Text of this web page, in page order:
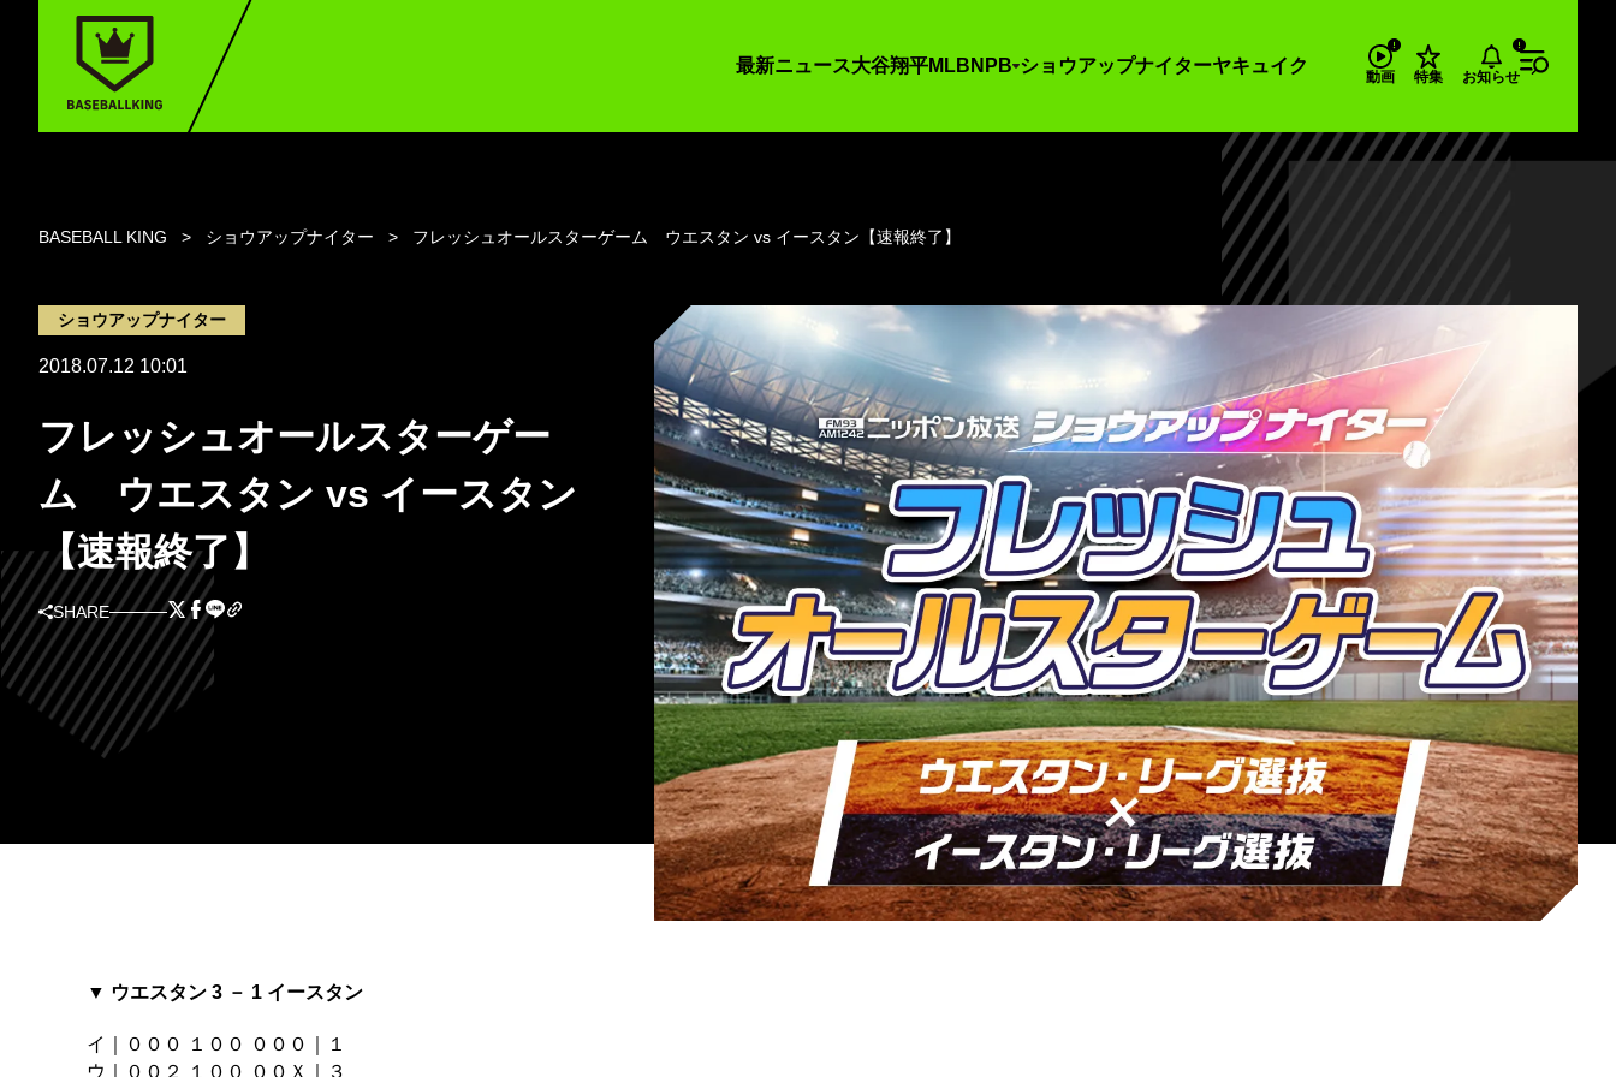
最新ニュース大谷翔平MLB NPB ショウアップナイターヤキュイク
動画 特集 お知らせ
BASEBALL KING ショウアップナイター フレッシュオールスターゲーム ウエスタン vs イースタン【速報終了】
ショウアップナイター
2018.07.12 10:01
フレッシュオールスターゲー
ム ウエスタン vs イースタン
【速報終了】
SHARE
▼ ウエスタン 3 － 1 イースタン
イ｜０００ １００ ０００｜１
ウ｜００２ １００ ００Ｘ｜３